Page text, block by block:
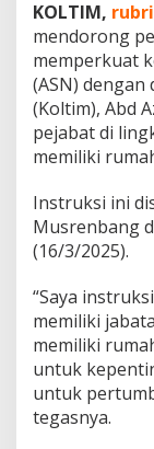
KOLTIM,
mendorong
memperkuat
(ASN)
(Koltim), Abd
pejabat di
memiliki
Instruksi ini
Musrenbang
(16/3/2025).
“Saya
memiliki
memiliki
untuk
untuk
tegasnya.